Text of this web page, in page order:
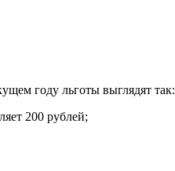
году льготы выглядят так:
200 рублей;